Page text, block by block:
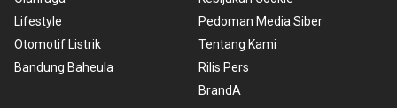
Lifestyle
Otomotif Listrik
Bandung Baheula
Pedoman Media Siber
Tentang Kami
Rilis Pers
BrandA